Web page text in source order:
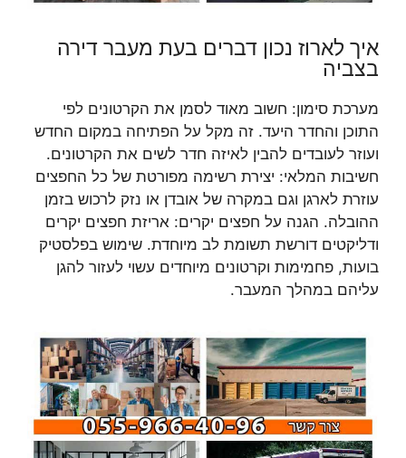
איך לארוז נכון דברים בעת מעבר דירה
בצביה
מערכת סימון: חשוב מאוד לסמן את הקרטונים לפי
התוכן והחדר היעד. זה מקל על הפתיחה במקום החדש
ועוזר לעובדים להבין לאיזה חדר לשים את הקרטונים.
חשיבות המלאי: יצירת רשימה מפורטת של כל החפצים
עוזרת לארגן וגם במקרה של אובדן או נזק לרכוש בזמן
ההובלה. הגנה על חפצים יקרים: אריזת חפצים יקרים
ודליקטים דורשת תשומת לב מיוחדת. שימוש בפלסטיק
בועות, פחמימות וקרטונים מיוחדים עשוי לעזור להגן
עליהם במהלך המעבר.